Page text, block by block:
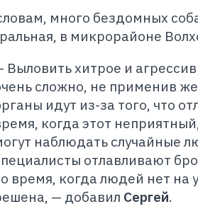
много бездомных
в микрорайоне
Выловить хитрое и
сложно, не применив
идут из-за того, что
когда этот
наблюдать случайные
отлавливают
время, когда людей нет на
— добавил Сергей.